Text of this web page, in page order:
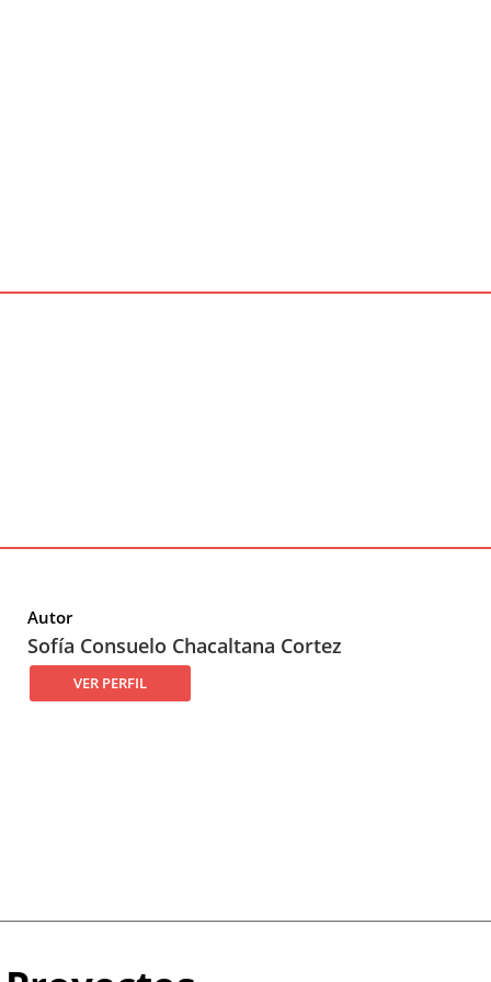
Autor
Sofía Consuelo Chacaltana Cortez
VER PERFIL